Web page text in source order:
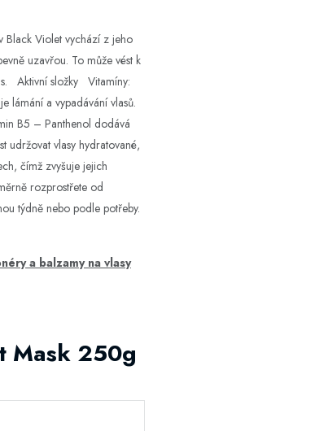
Black Violet vychází z jeho
uzavřou. To může vést k
Aktivní složky Vitamíny:
lámání a vypadávání vlasů.
B5 – Panthenol dodává
udržovat vlasy hydratované,
čímž zvyšuje jejich
rozprostřete od
týdně nebo podle potřeby.
a balzamy na vlasy
Mask 250g